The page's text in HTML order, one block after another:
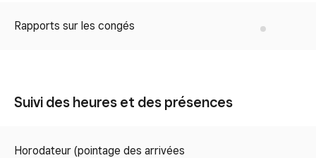
Rapports sur les congés No
Suivi des heures et des présences
Horodateur (pointage des arrivées